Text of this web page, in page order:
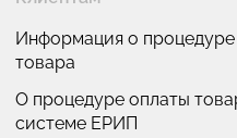
Информация о процедуре
товара
О процедуре оплаты
системе ЕРИП